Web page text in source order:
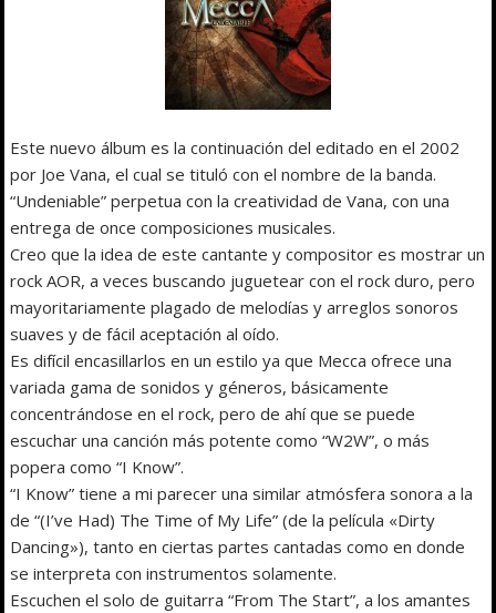
Este nuevo álbum es la continuación del editado en el 2002
por Joe Vana, el cual se tituló con el nombre de la banda.
“Undeniable” perpetua con la creatividad de Vana, con una
entrega de once composiciones musicales.
Creo que la idea de este cantante y compositor es mostrar un
rock AOR, a veces buscando juguetear con el rock duro, pero
mayoritariamente plagado de melodías y arreglos sonoros
suaves y de fácil aceptación al oído.
Es difícil encasillarlos en un estilo ya que Mecca ofrece una
variada gama de sonidos y géneros, básicamente
concentrándose en el rock, pero de ahí que se puede
escuchar una canción más potente como “W2W”, o más
popera como “I Know”.
“I Know” tiene a mi parecer una similar atmósfera sonora a la
de “(I’ve Had) The Time of My Life” (de la película «Dirty
Dancing»), tanto en ciertas partes cantadas como en donde
se interpreta con instrumentos solamente.
Escuchen el solo de guitarra “From The Start”, a los amantes